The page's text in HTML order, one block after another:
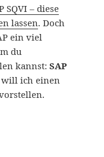
SQVI – diese
lassen. Doch
ein viel
du
kannst:SAP
ich einen